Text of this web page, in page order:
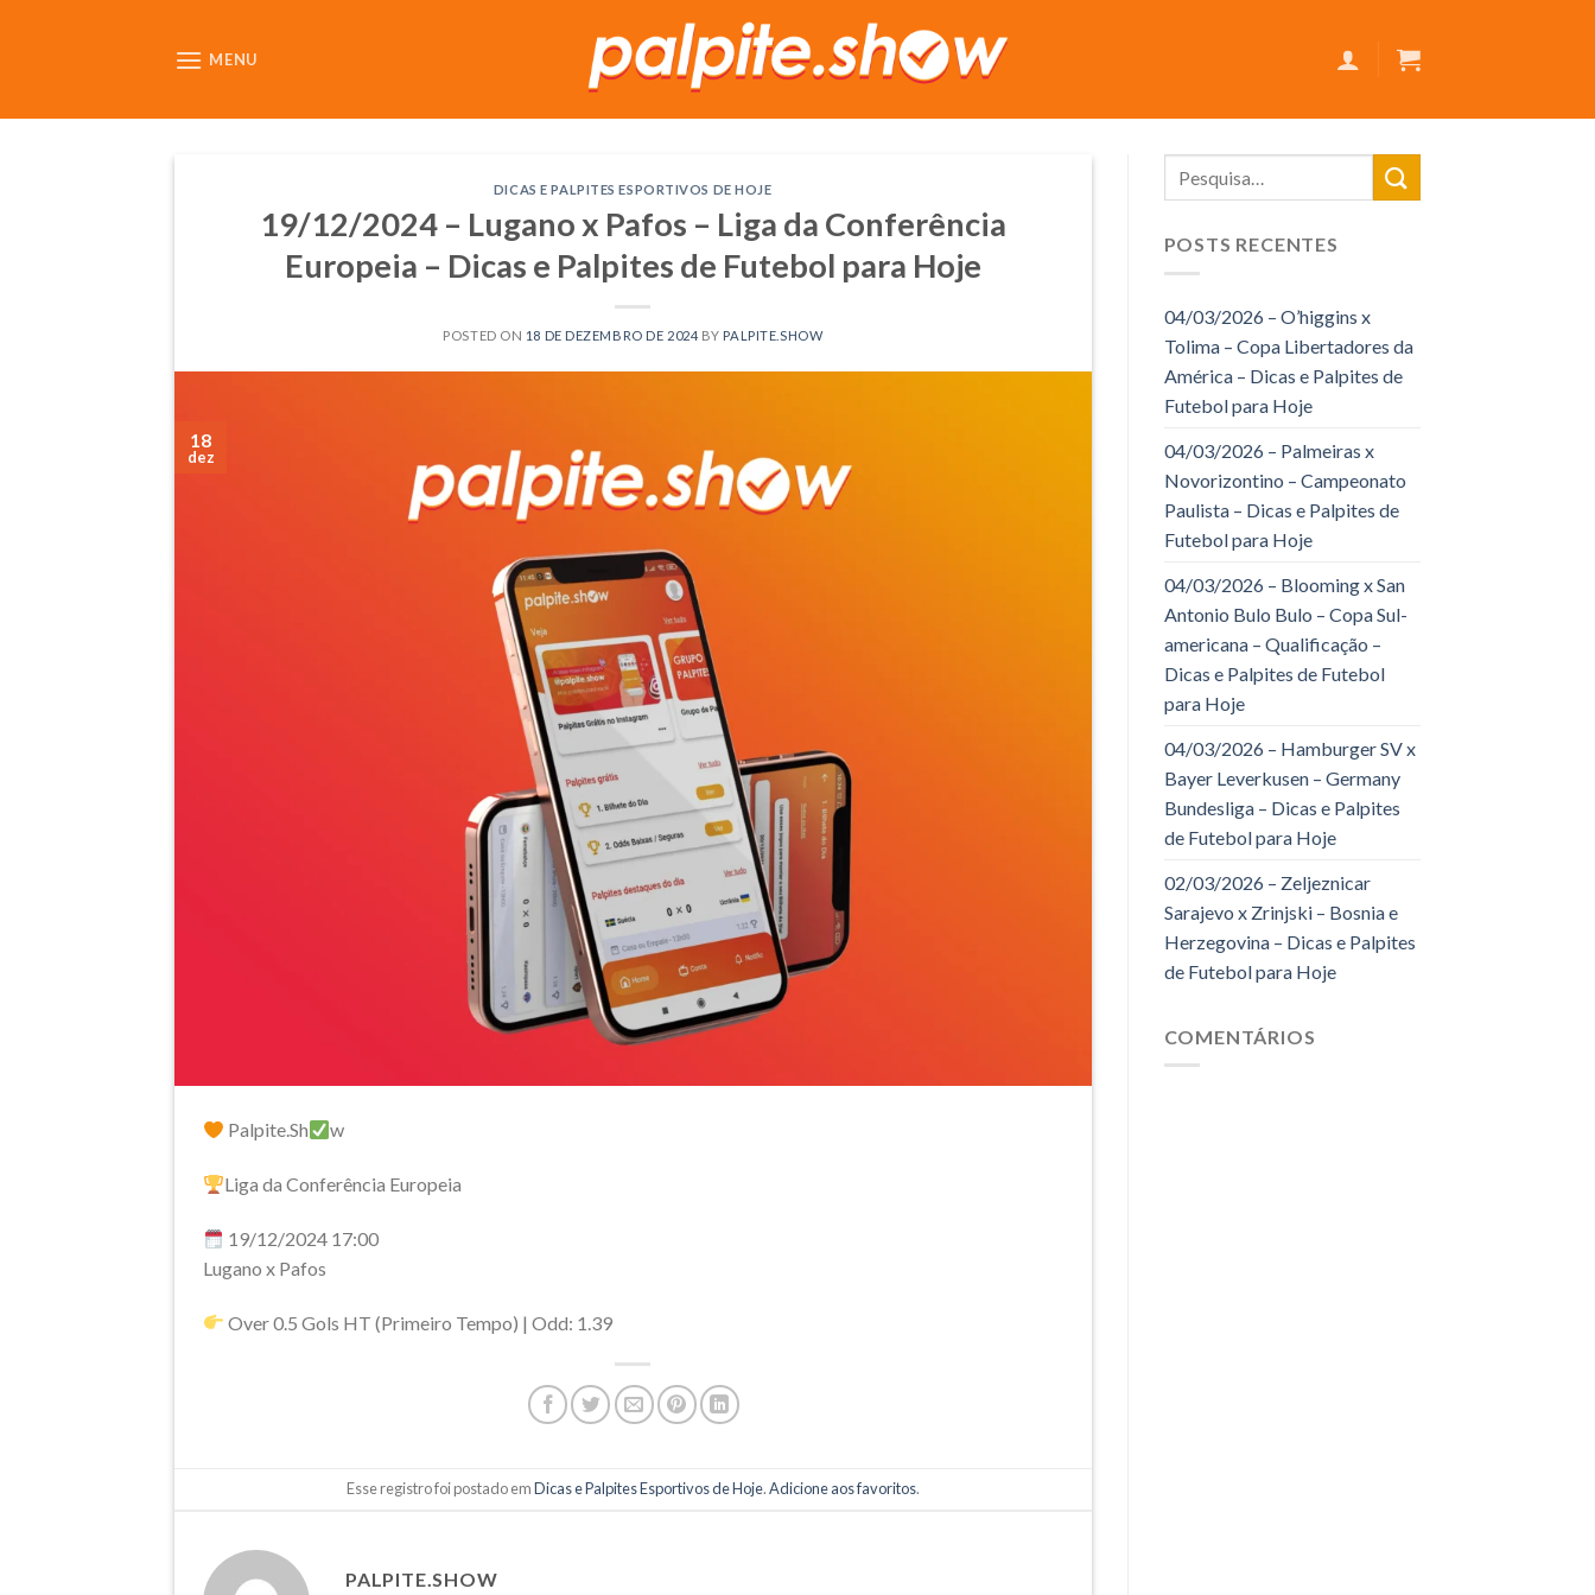
MENU
DICAS E PALPITES ESPORTIVOS DE HOJE
19/12/2024 – Lugano x Pafos – Liga da Conferência
Europeia – Dicas e Palpites de Futebol para Hoje
POSTED ON 18 DE DEZEMBRO DE 2024 BY PALPITE.SHOW
18
dez
Palpite.Sh w
Liga da Conferência Europeia
19/12/2024 17:00
Lugano x Pafos
Over 0.5 Gols HT (Primeiro Tempo) | Odd: 1.39
Esse registro foi postado emDicas e Palpites Esportivos de Hoje.Adicione aos favoritos.
PALPITE.SHOW
POSTS RECENTES
04/03/2026 – O’higgins x
Tolima – Copa Libertadores da
América – Dicas e Palpites de
Futebol para Hoje
04/03/2026 – Palmeiras x
Novorizontino – Campeonato
Paulista – Dicas e Palpites de
Futebol para Hoje
04/03/2026 – Blooming x San
Antonio Bulo Bulo – Copa Sul-
americana – Qualificação –
Dicas e Palpites de Futebol
para Hoje
04/03/2026 – Hamburger SV x
Bayer Leverkusen – Germany
Bundesliga – Dicas e Palpites
de Futebol para Hoje
02/03/2026 – Zeljeznicar
Sarajevo x Zrinjski – Bosnia e
Herzegovina – Dicas e Palpites
de Futebol para Hoje
COMENTÁRIOS